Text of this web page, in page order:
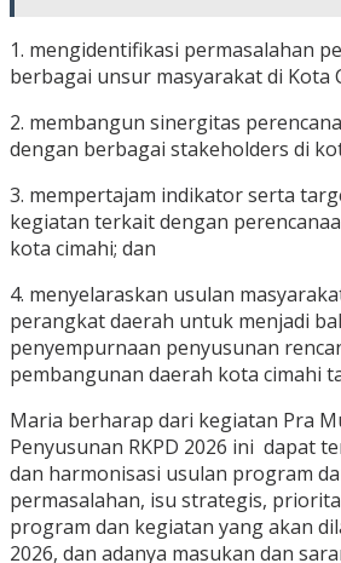
1. mengidentifikasi permasalahan
berbagai unsur masyarakat di Kota
2. membangun sinergitas
dengan berbagai stakeholders di
3. mempertajam indikator serta
kegiatan terkait dengan
kota cimahi; dan
4. menyelaraskan usulan
perangkat daerah untuk menjadi
penyempurnaan penyusunan
pembangunan daerah kota cimahi
Maria berharap dari kegiatan Pra
Penyusunan RKPD 2026 ini dapat
dan harmonisasi usulan program
permasalahan, isu strategis,
program dan kegiatan yang akan
2026, dan adanya masukan dan